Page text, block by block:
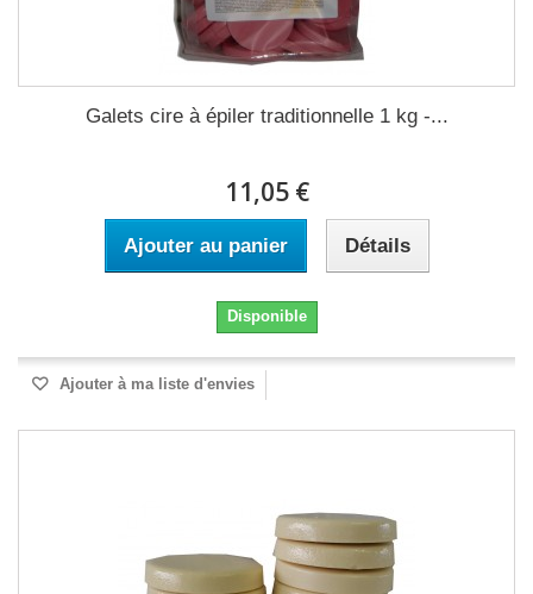
Galets cire à épiler traditionnelle 1 kg -...
11,05 €
Ajouter au panier Détails
Disponible
Ajouter à ma liste d'envies